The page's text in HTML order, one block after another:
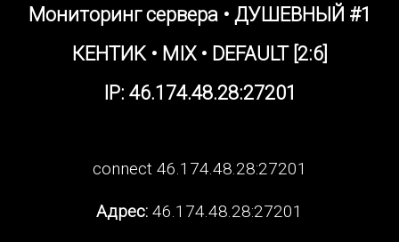
Мониторинг сервера • ДУШЕВНЫЙ #1
КЕНТИK • MIX • DEFAULT [2:6]
IP: 46.174.48.28:27201
connect 46.174.48.28:27201
Адрес: 46.174.48.28:27201